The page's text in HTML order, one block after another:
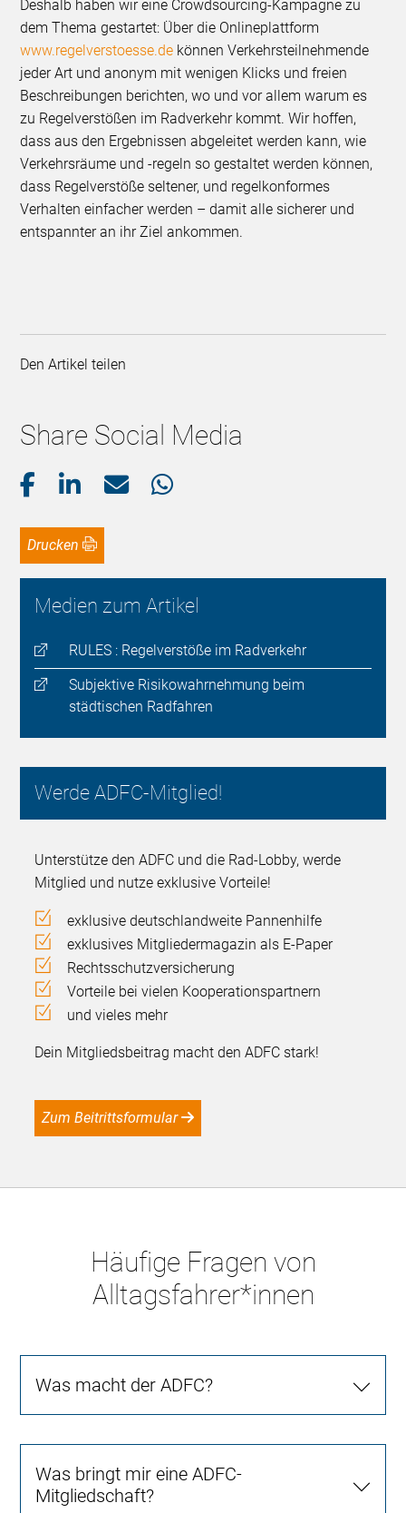
Deshalb haben wir eine Crowdsourcing-Kampagne zu
dem Thema gestartet: Über die Onlineplattform
www.regelverstoesse.de können Verkehrsteilnehmende
jeder Art und anonym mit wenigen Klicks und freien
Beschreibungen berichten, wo und vor allem warum es
zu Regelverstößen im Radverkehr kommt. Wir hoffen,
dass aus den Ergebnissen abgeleitet werden kann, wie
Verkehrsräume und -regeln so gestaltet werden können,
dass Regelverstöße seltener, und regelkonformes
Verhalten einfacher werden – damit alle sicherer und
entspannter an ihr Ziel ankommen.
Den Artikel teilen
Share Social Media
Drucken
Medien zum Artikel
RULES : Regelverstöße im Radverkehr
Subjektive Risikowahrnehmung beim
städtischen Radfahren
Werde ADFC-Mitglied!
Unterstütze den ADFC und die Rad-Lobby, werde
Mitglied und nutze exklusive Vorteile!
exklusive deutschlandweite Pannenhilfe
exklusives Mitgliedermagazin als E-Paper
Rechtsschutzversicherung
Vorteile bei vielen Kooperationspartnern
und vieles mehr
Dein Mitgliedsbeitrag macht den ADFC stark!
Zum Beitrittsformular
Häufige Fragen von
Alltagsfahrer*innen
Was macht der ADFC?
Was bringt mir eine ADFC-
Mitgliedschaft?